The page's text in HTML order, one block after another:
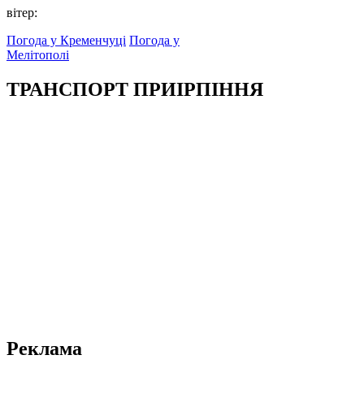
вітер:
Погода у Кременчуці Погода у
Мелітополі
ТРАНСПОРТ ПРИІРПІННЯ
Реклама